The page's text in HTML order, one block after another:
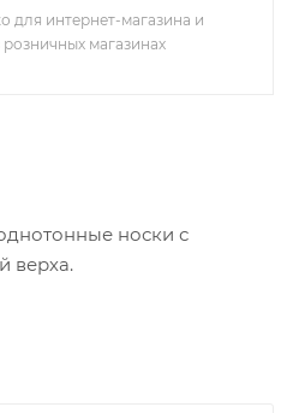
для интернет-магазина и
магазинах
носки с
верха.